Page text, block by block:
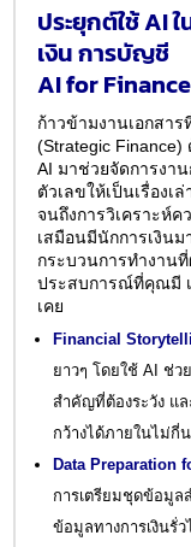
ประยุกต์ใช้ AI
เงิน การบัญชี
AI for
ก้าวข้ามงานเอกสา
(Strategic
AI มาช่วยจัดการงา
ตัวเลขให้เป็นเรื่องเ
จนถึงการวิเคราะห์
เสมือนมีนักการเงิน
กระบวนการทำงาน
ประสบการณ์ที่คุณมี
เคย
Financial
ยาวๆ โดยใช้ AI ช่ว
สำคัญที่ต้องระวัง แ
กว้างได้ภายในไม่กี่
Data Preparation
การเตรียมชุดข้อมู
ข้อมูลทางการเงินรั่